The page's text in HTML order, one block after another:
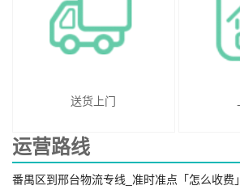
送货上门
运营路线
番禺区到邢台物流专线_准时准点「怎么收费」